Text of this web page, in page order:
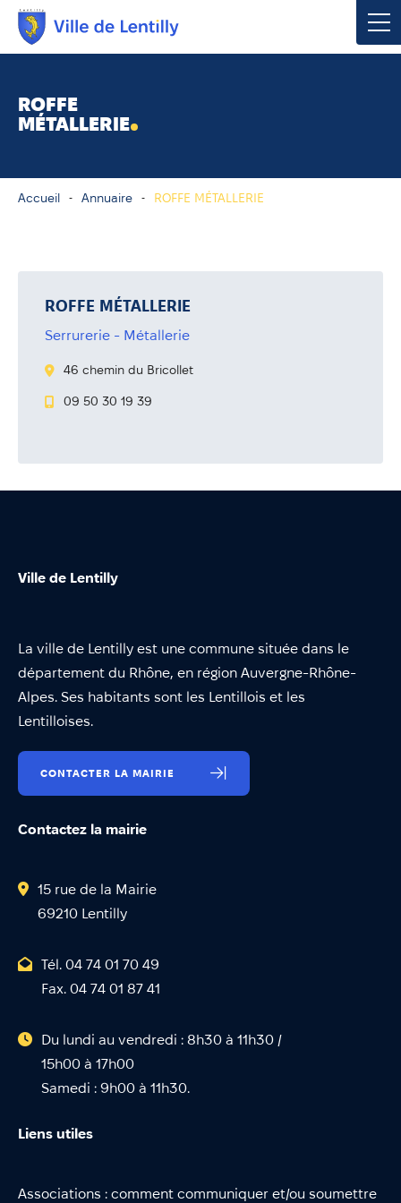
ROFFE
MÉTALLERIE
Accueil Annuaire ROFFE MÉTALLERIE
ROFFE MÉTALLERIE
Serrurerie - Métallerie
46 chemin du Bricollet
09 50 30 19 39
Ville de Lentilly
La ville de Lentilly est une commune située dans le
département du Rhône, en région Auvergne-Rhône-
Alpes. Ses habitants sont les Lentillois et les
Lentilloises.
CONTACTER LA MAIRIE
Contactez la mairie
15 rue de la Mairie
69210 Lentilly
Tél. 04 74 01 70 49
Fax. 04 74 01 87 41
Du lundi au vendredi : 8h30 à 11h30 /
15h00 à 17h00
Samedi : 9h00 à 11h30.
Liens utiles
Associations : comment communiquer et/ou soumettre
Urbanisme & Environnement
Loisirs, Culture & Sport
Contacter votre mairie
Publications